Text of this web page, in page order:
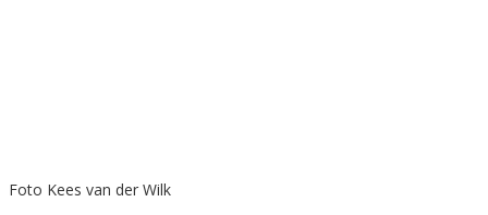
Foto Kees van der Wilk